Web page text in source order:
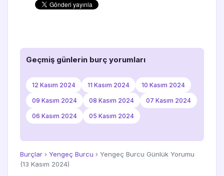
Geçmiş günlerin burç yorumları
12 Kasım 2024 11 Kasım 2024 10 Kasım 2024
09 Kasım 2024 08 Kasım 2024 07 Kasım 2024
06 Kasım 2024 05 Kasım 2024
Burçlar › Yengeç Burcu › Yengeç Burcu Günlük Yorumu
(13 Kasım 2024)